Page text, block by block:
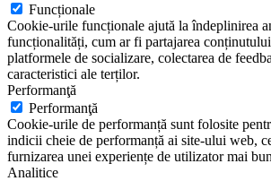
Funcționale
Cookie-urile funcționale ajută la îndeplinirea
funcționalități, cum ar fi partajarea
platformele de socializare, colectarea de
caracteristici ale terților.
Performanţă
Performanţă
Cookie-urile de performanță sunt folosite
indicii cheie de performanță ai site-ului web,
furnizarea unei experiențe de utilizator mai
Analitice